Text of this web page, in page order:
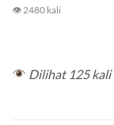
price
👁 2480 kali
Dilihat 125 kali